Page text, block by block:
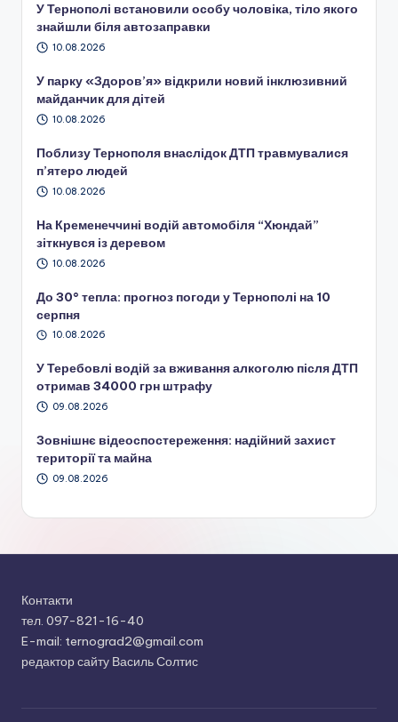
У Тернополі встановили особу чоловіка, тіло якого
знайшли біля автозаправки
10.08.2026
У парку «Здоров’я» відкрили новий інклюзивний
майданчик для дітей
10.08.2026
Поблизу Тернополя внаслідок ДТП травмувалися
п’ятеро людей
10.08.2026
На Кременеччині водій автомобіля “Хюндай”
зіткнувся із деревом
10.08.2026
До 30° тепла: прогноз погоди у Тернополі на 10
серпня
10.08.2026
У Теребовлі водій за вживання алкоголю після ДТП
отримав 34000 грн штрафу
09.08.2026
Зовнішнє відеоспостереження: надійний захист
території та майна
09.08.2026
Контакти
тел. 097-821-16-40
E-mail: ternograd2@gmail.com
редактор сайту Василь Солтис